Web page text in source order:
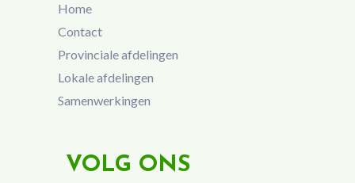
Home
Contact
Provinciale afdelingen
Lokale afdelingen
Samenwerkingen
VOLG ONS